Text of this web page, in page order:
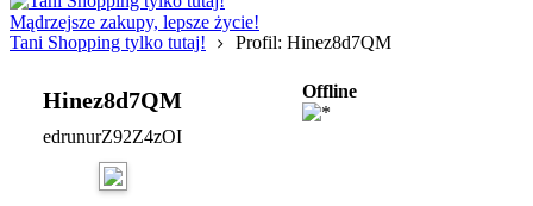
Mądrzejsze zakupy, lepsze życie!
Tani Shopping tylko tutaj!
Profil: Hinez8d7QM
Hinez8d7QM
edrunurZ92Z4zOI
Offline